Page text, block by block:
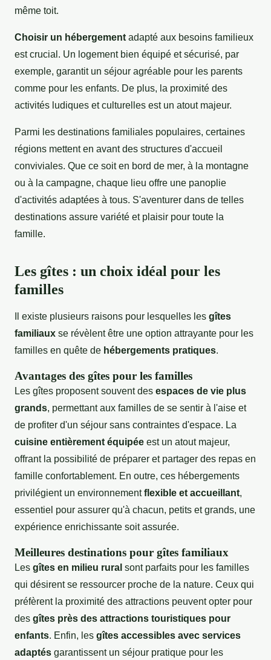
même toit.
Choisir un hébergement adapté aux besoins familieux
est crucial. Un logement bien équipé et sécurisé, par
exemple, garantit un séjour agréable pour les parents
comme pour les enfants. De plus, la proximité des
activités ludiques et culturelles est un atout majeur.
Parmi les destinations familiales populaires, certaines
régions mettent en avant des structures d'accueil
conviviales. Que ce soit en bord de mer, à la montagne
ou à la campagne, chaque lieu offre une panoplie
d'activités adaptées à tous. S'aventurer dans de telles
destinations assure variété et plaisir pour toute la
famille.
Les gîtes : un choix idéal pour les
familles
Il existe plusieurs raisons pour lesquelles les gîtes
familiaux se révèlent être une option attrayante pour les
familles en quête de hébergements pratiques.
Avantages des gîtes pour les familles
Les gîtes proposent souvent des espaces de vie plus
grands, permettant aux familles de se sentir à l'aise et
de profiter d'un séjour sans contraintes d'espace. La
cuisine entièrement équipée est un atout majeur,
offrant la possibilité de préparer et partager des repas en
famille confortablement. En outre, ces hébergements
privilégient un environnementflexible et accueillant,
essentiel pour assurer qu'à chacun, petits et grands, une
expérience enrichissante soit assurée.
Meilleures destinations pour gîtes familiaux
Les gîtes en milieu rural sont parfaits pour les familles
qui désirent se ressourcer proche de la nature. Ceux qui
préfèrent la proximité des attractions peuvent opter pour
des gîtes près des attractions touristiques pour
enfants. Enfin, les gîtes accessibles avec services
adaptés garantissent un séjour pratique pour les